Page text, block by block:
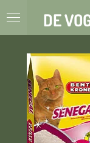
Ga
hoofdinhoud
DE